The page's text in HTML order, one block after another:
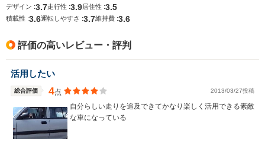
デザイン :3.7走行性 :3.9 居住性 :3.5
積載性 :3.6運転しやすさ :3.7維持費 :3.6
評価の高いレビュー・評判
活用したい
総合評価 4点 2013/03/27投稿
自分らしい走りを追及できてかなり楽しく活用できる素敵
な車になっている